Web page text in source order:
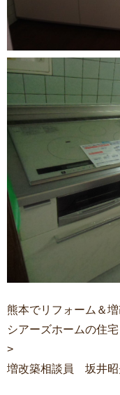
熊本でリフォーム＆
シアーズホームの住
>
増改築相談員 坂井昭